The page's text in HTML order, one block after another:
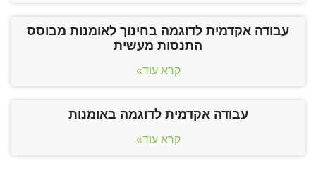
עבודה אקדמית לדוגמה בחינוך לאומנות מבוסס
התנסות מעשית
קרא עוד»
עבודה אקדמית לדוגמה באומנות
קרא עוד»